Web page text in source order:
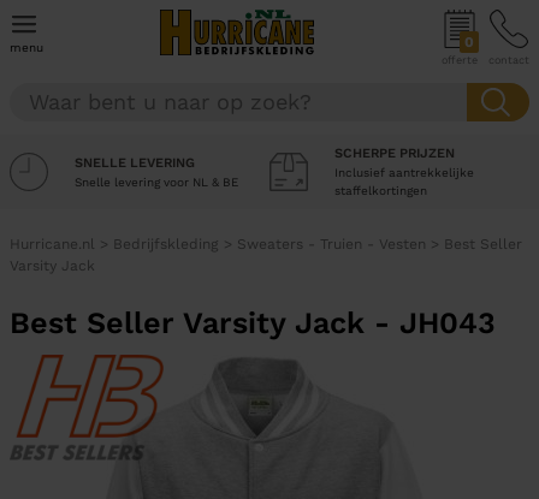
menu 0
offerte contact
SNELLE LEVERING
Snelle levering voor NL & BE
SCHERPE PRIJZEN
Inclusief aantrekkelijke
staffelkortingen
Hurricane.nl > Bedrijfskleding > Sweaters - Truien - Vesten > Best Seller
Varsity Jack
Best Seller Varsity Jack - JH043